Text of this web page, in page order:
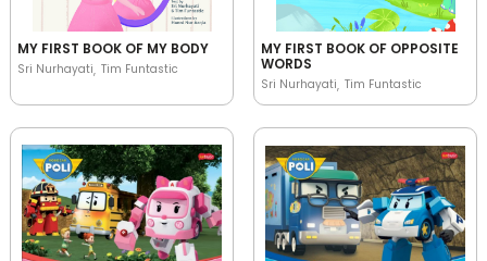
MY FIRST BOOK OF MY BODY
Sri Nurhayati Tim Funtastic
MY FIRST BOOK OF OPPOSITE
WORDS
Sri Nurhayati Tim Funtastic